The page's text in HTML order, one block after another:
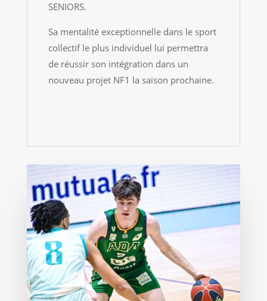
SENIORS.
Sa mentalité exceptionnelle dans le sport
collectif le plus individuel lui permettra
de réussir son intégration dans un
nouveau projet NF1 la saison prochaine.